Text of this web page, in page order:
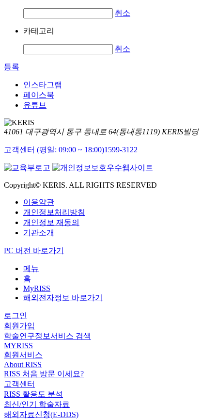
취소
카테고리
취소
등록
인스타그램
페이스북
유튜브
41061 대구광역시 동구 동내로 64(동내동1119) KERIS빌딩
고객센터 (평일: 09:00 ~ 18:00)1599-3122
Copyright© KERIS. ALL RIGHTS RESERVED
이용약관
개인정보처리방침
개인정보 재동의
기관소개
PC 버전 바로가기
메뉴
홈
MyRISS
해외전자정보 바로가기
로그인
회원가입
학술연구정보서비스 검색
MYRISS
회원서비스
About RISS
RISS 처음 방문 이세요?
고객센터
RISS 활용도 분석
최신/인기 학술자료
해외자료신청(E-DDS)